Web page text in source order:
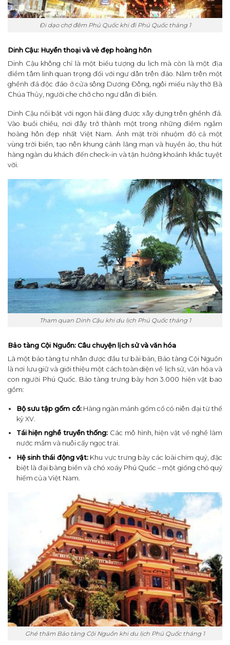
Đi dạo chợ đêm Phú Quốc khi đi Phú Quốc tháng 1
Dinh Cậu: Huyền thoại và vẻ đẹp hoàng hôn
Dinh Cậu không chỉ là một biểu tượng du lịch mà còn là một địa
điểm tâm linh quan trọng đối với ngư dân trên đảo. Nằm trên một
ghềnh đá độc đáo ở cửa sông Dương Đông, ngôi miếu này thờ Bà
Chúa Thủy, người che chở cho ngư dân đi biển.
Dinh Cậu nổi bật với ngọn hải đăng được xây dựng trên ghềnh đá.
Vào buổi chiều, nơi đây trở thành một trong những điểm ngắm
hoàng hôn đẹp nhất Việt Nam. Ánh mặt trời nhuộm đỏ cả một
vùng trời biển, tạo nên khung cảnh lãng mạn và huyền ảo, thu hút
hàng ngàn du khách đến check-in và tận hưởng khoảnh khắc tuyệt
vời.
Tham quan Dinh Cậu khi du lịch Phú Quốc tháng 1
Bảo tàng Cội Nguồn: Câu chuyện lịch sử và văn hóa
Là một bảo tàng tư nhân được đầu tư bài bản, Bảo tàng Cội Nguồn
là nơi lưu giữ và giới thiệu một cách toàn diện về lịch sử, văn hóa và
con người Phú Quốc. Bảo tàng trưng bày hơn 3.000 hiện vật bao
gồm:
Bộ sưu tập gốm cổ:Hàng ngàn mảnh gốm cổ có niên đại từ thế
kỷ XV.
Tái hiện nghề truyền thống: Các mô hình, hiện vật về nghề làm
nước mắm và nuôi cấy ngọc trai.
Hệ sinh thái động vật:Khu vực trưng bày các loài chim quý, đặc
biệt là đại bàng biển và chó xoáy Phú Quốc – một giống chó quý
hiếm của Việt Nam.
Ghé thăm Bảo tàng Cội Nguồn khi du lịch Phú Quốc tháng 1